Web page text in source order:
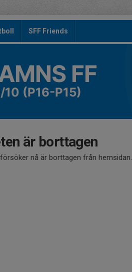
SFF Friends
FF
(P16-P15)
är borttagen
nå är borttagen från hemsidan.